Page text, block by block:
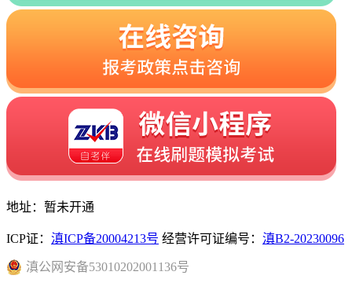
地址：暂未开通
ICP证： 滇ICP备20004213号 经营许可证编号： 滇B2-20230096
滇公网安备53010202001136号